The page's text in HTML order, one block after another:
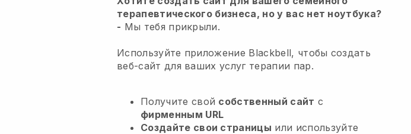
терапевтического бизнеса, но у вас нет ноутбука?
- Мы тебя прикрыли.
Используйте приложение Blackbell, чтобы создать
веб-сайт для ваших услуг терапии пар.
Получите свой собственный сайт с
фирменным URL
Создайте свои страницы или используйте